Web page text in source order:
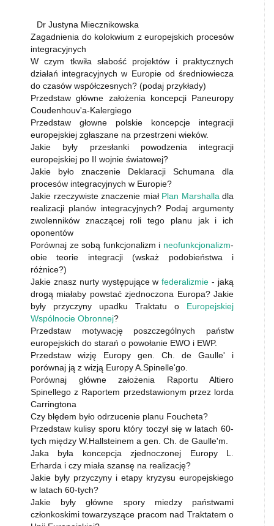
Dr Justyna Miecznikowska
Zagadnienia do kolokwium z europejskich procesów
integracyjnych
W czym tkwiła słabość projektów i praktycznych
działań integracyjnych w Europie od średniowiecza
do czasów współczesnych? (podaj przykłady)
Przedstaw główne założenia koncepcji Paneuropy
Coudenhouv'a-Kalergiego
Przedstaw głowne polskie koncepcje integracji
europejskiej zgłaszane na przestrzeni wieków.
Jakie były przesłanki powodzenia integracji
europejskiej po II wojnie światowej?
Jakie było znaczenie Deklaracji Schumana dla
procesów integracyjnych w Europie?
Jakie rzeczywiste znaczenie miał Plan Marshalla dla
realizacji planów integracyjnych? Podaj argumenty
zwolenników znaczącej roli tego planu jak i ich
oponentów
Porównaj ze sobą funkcjonalizm i neofunkcjonalizm-
obie teorie integracji (wskaż podobieństwa i
różnice?)
Jakie znasz nurty występujące wfederalizmie - jaką
drogą miałaby powstać zjednoczona Europa? Jakie
były przyczyny upadku Traktatu o Europejskiej
Wspólnocie Obronnej?
Przedstaw motywację poszczególnych państw
europejskich do starań o powołanie EWO i EWP.
Przedstaw wizję Europy gen. Ch. de Gaulle' i
porównaj ją z wizją Europy A.Spinelle'go.
Porównaj główne założenia Raportu Altiero
Spinellego z Raportem przedstawionym przez lorda
Carringtona
Czy błędem było odrzucenie planu Foucheta?
Przedstaw kulisy sporu który toczył się w latach 60-
tych między W.Hallsteinem a gen. Ch. de Gaulle'm.
Jaka była koncepcja zjednoczonej Europy L.
Erharda i czy miała szansę na realizację?
Jakie były przyczyny i etapy kryzysu europejskiego
w latach 60-tych?
Jakie były główne spory miedzy państwami
członkoskimi towarzyszące pracom nad Traktatem o